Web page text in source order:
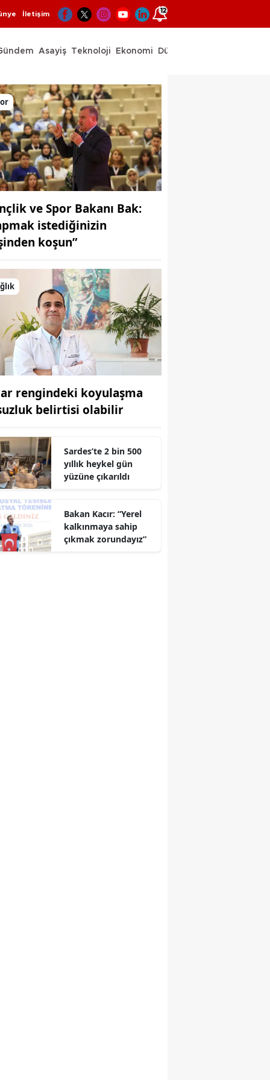
İletişim 12
Asayiş Teknoloji Ekonomi Dünya
ve Spor Bakanı Bak:
istediğinizin
koşun”
rengindeki koyulaşma
belirtisi olabilir
Sardes’te 2 bin 500
yıllık heykel gün
yüzüne çıkarıldı
Bakan Kacır: “Yerel
kalkınmaya sahip
çıkmak zorundayız”